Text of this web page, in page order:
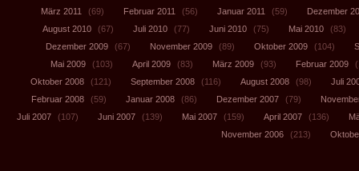
März 2011
(69) Februar 2011 (56) Januar 2011 (59)
Dezember
August 2010
(67) Juli 2010 (77) Juni 2010 (75) Mai 2010
(83)
Dezember 2009
(67) November 2009 (89) Oktober 2009 (104)
Mai 2009
(103) April 2009 (83) März 2009 (93) Februar 2009
Oktober 2008
(121) September 2008 (116) August 2008 (98)
Juli
Februar 2008
(59) Januar 2008 (86) Dezember 2007 (79)
Juli 2007
(107) Juni 2007 (139) Mai 2007 (159) April 2007 (136)
November 2006
(213)